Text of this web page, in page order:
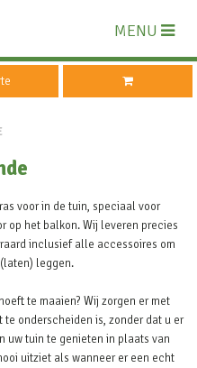
MENU
voor in de tuin, speciaal voor
op het balkon. Wij leveren precies
inclusief alle accessoires om
leggen.
te maaien? Wij zorgen er met
onderscheiden is, zonder dat u er
uw tuin te genieten in plaats van
uitziet als wanneer er een echt